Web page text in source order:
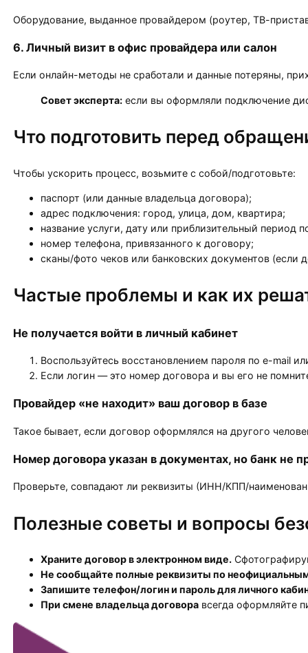
Оборудование, выданное провайдером (роутер, ТВ-
6. Личный визит в офис провайдера или салон
Если онлайн-методы не сработали и данные потеряны,
Совет эксперта:если вы оформляли подключение
Что подготовить перед
Чтобы ускорить процесс, возьмите с собой/подготовьте:
паспорт (или данные владельца договора);
адрес подключения: город, улица, дом, квартира;
название услуги, дату или приблизительный период
номер телефона, привязанного к договору;
сканы/фото чеков или банковских документов (если
Частые проблемы и как их
Не получается войти в личный кабинет
Воспользуйтесь восстановлением пароля по e-mail
Если логин — это номер договора и вы его не
Провайдер «не находит» ваш договор в базе
Такое бывает, если договор оформлялся на другого
Номер договора указан в документах, но банк не
Проверьте, совпадают ли реквизиты (ИНН/КПП/
Полезные советы и вопросы
Храните договор в электронном виде.
Не сообщайте полные реквизиты по
Запишите телефон/логин и пароль для личного
При смене владельца договоравсегда оформляйте